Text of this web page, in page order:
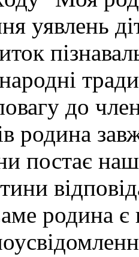
уявлень
до
родина
постає
родина